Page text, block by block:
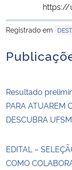
Ministério do
Ministério da Mulher, da
Secretaria-Geral
Secretaria de Governo
Gabinete de Segurança
https://
Registrado em
Resultado
PARA ATUAREM
DESCUBRA
EDITAL –
COMO